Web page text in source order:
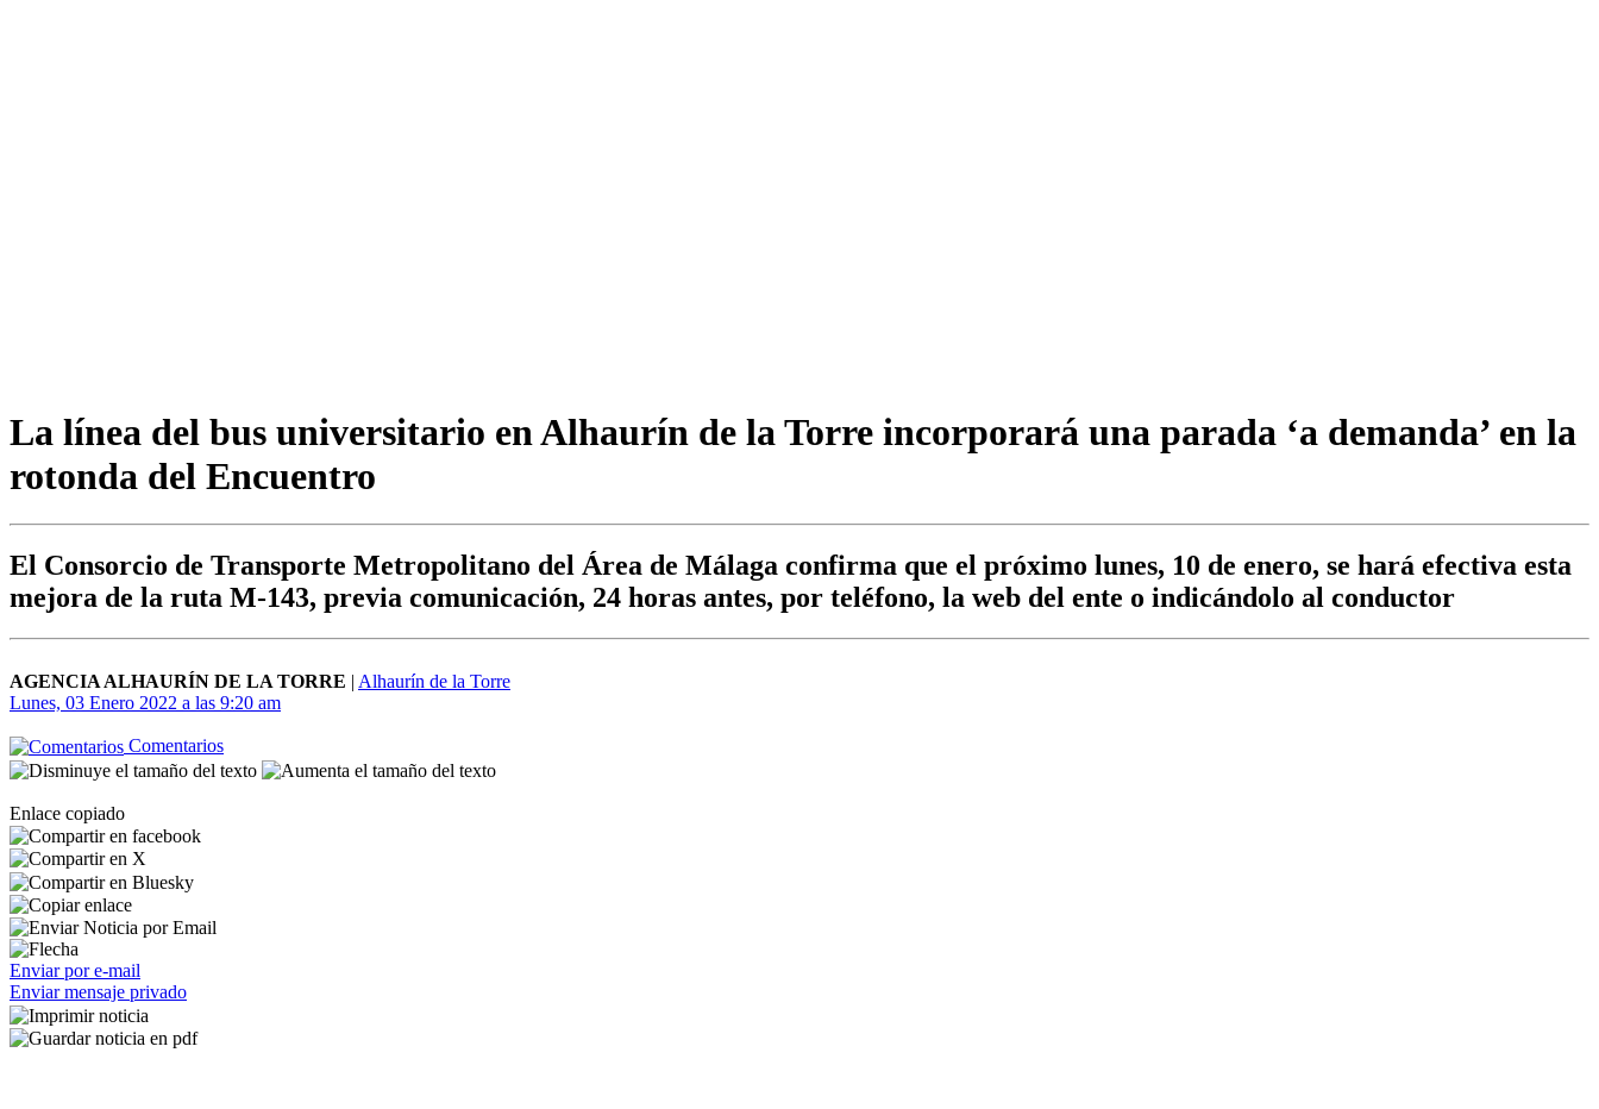
La línea del bus universitario en Alhaurín de la Torre incorporará una parada ‘a demanda’ en la
rotonda del Encuentro
El Consorcio de Transporte Metropolitano del Área de Málaga confirma que el próximo lunes, 10 de enero, se hará efectiva esta
mejora de la ruta M-143, previa comunicación, 24 horas antes, por teléfono, la web del ente o indicándolo al conductor
AGENCIA ALHAURÍN DE LA TORRE | Alhaurín de la Torre
Lunes, 03 Enero 2022 a las 9:20 am
Comentarios
Enlace copiado
Enviar por e-mail
Enviar mensaje privado